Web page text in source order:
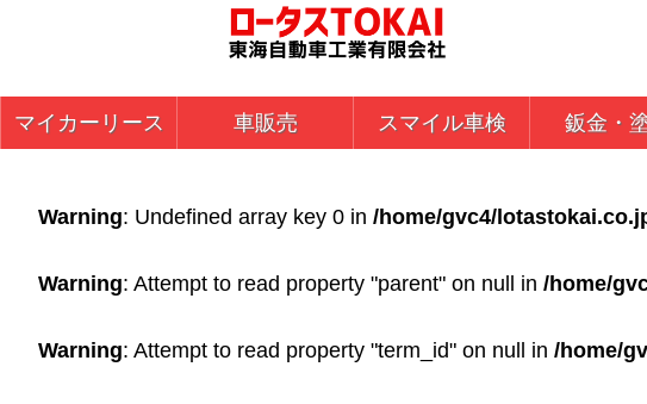
マイカーリース 車販売 スマイル車検 鈑金・
Warning: Undefined array key 0 in /home/gvc4/
Warning: Attempt to read property "parent" on null in /home/
Warning: Attempt to read property "term_id" on null in /home/